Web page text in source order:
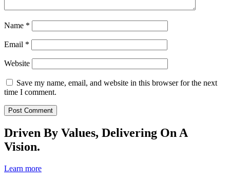
Name *
Email *
Website
Save my name, email, and website in this browser for the next
time I comment.
Driven By Values, Delivering On A
Vision.
Learn more